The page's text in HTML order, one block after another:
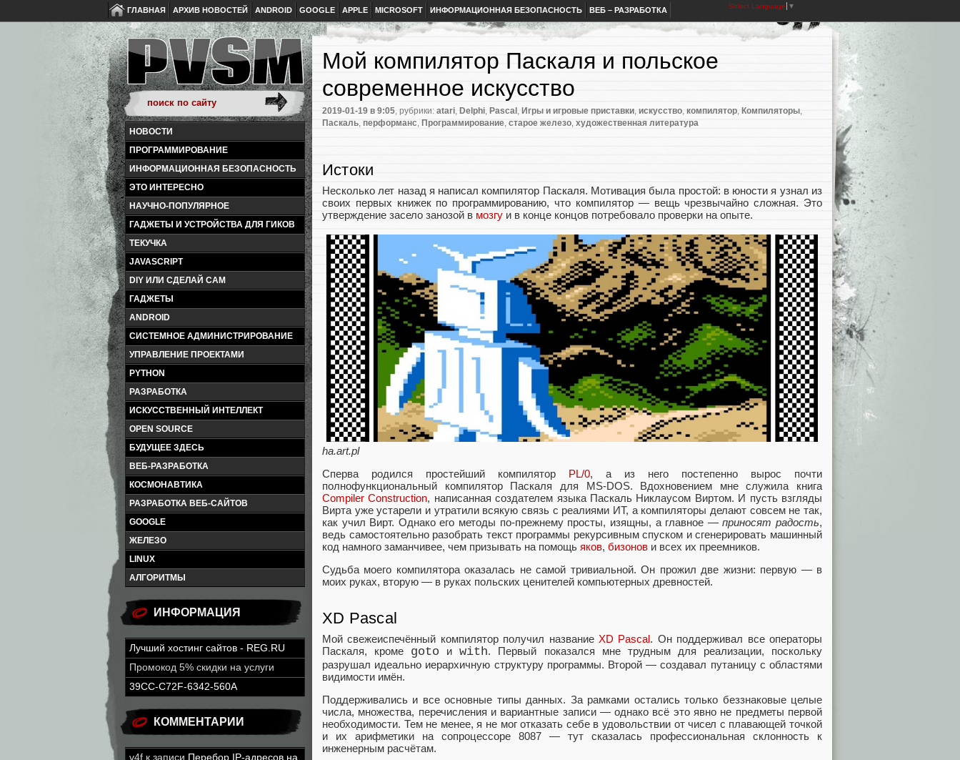
ГЛАВНАЯ АРХИВ НОВОСТЕЙ ANDROID GOOGLE APPLE MICROSOFT ИНФОРМАЦИОННАЯ БЕЗОПАСНОСТЬ ВЕБ – РАЗРАБОТКА Select Language ▼
НОВОСТИ
ПРОГРАММИРОВАНИЕ
ИНФОРМАЦИОННАЯ БЕЗОПАСНОСТЬ
ЭТО ИНТЕРЕСНО
НАУЧНО-ПОПУЛЯРНОЕ
ГАДЖЕТЫ И УСТРОЙСТВА ДЛЯ ГИКОВ
ТЕКУЧКА
JAVASCRIPT
DIY ИЛИ СДЕЛАЙ САМ
ГАДЖЕТЫ
ANDROID
СИСТЕМНОЕ АДМИНИСТРИРОВАНИЕ
УПРАВЛЕНИЕ ПРОЕКТАМИ
PYTHON
РАЗРАБОТКА
ИСКУССТВЕННЫЙ ИНТЕЛЛЕКТ
OPEN SOURCE
БУДУЩЕЕ ЗДЕСЬ
ВЕБ-РАЗРАБОТКА
КОСМОНАВТИКА
РАЗРАБОТКА ВЕБ-САЙТОВ
GOOGLE
ЖЕЛЕЗО
LINUX
АЛГОРИТМЫ
ИНФОРМАЦИЯ
Лучший хостинг сайтов - REG.RU
Промокод 5% скидки на услуги
39CC-C72F-6342-560A
КОММЕНТАРИИ
v4f к записи Перебор IP-адресов на
Мой компилятор Паскаля и польское
современное искусство
2019-01-19 в 9:05, рубрики: atari, Delphi, Pascal , Игры и игровые приставки, искусство, компилятор, Компиляторы,
Паскаль, перформанс, Программирование, старое железо, художественная литература
Истоки
Несколько лет назад я написал компилятор Паскаля. Мотивация была простой: в юности я узнал из
своих первых книжек по программированию, что компилятор — вещь чрезвычайно сложная. Это
утверждение засело занозой в мозгу и в конце концов потребовало проверки на опыте.
ha.art.pl
Сперва родился простейший компилятор PL/0, а из него постепенно вырос почти
полнофункциональный компилятор Паскаля для MS-DOS. Вдохновением мне служила книга
Compiler Construction, написанная создателем языка Паскаль Никлаусом Виртом. И пусть взгляды
Вирта уже устарели и утратили всякую связь с реалиями ИТ, а компиляторы делают совсем не так,
как учил Вирт. Однако его методы по-прежнему просты, изящны, а главное —приносят радость,
ведь самостоятельно разобрать текст программы рекурсивным спуском и сгенерировать машинный
код намного заманчивее, чем призывать на помощь яков, бизонов и всех их преемников.
Судьба моего компилятора оказалась не самой тривиальной. Он прожил две жизни: первую — в
моих руках, вторую — в руках польских ценителей компьютерных древностей.
XD Pascal
Мой свежеиспечённый компилятор получил название XD Pascal. Он поддерживал все операторы
Паскаля, кроме goto иwith. Первый показался мне трудным для реализации, поскольку
разрушал идеально иерархичную структуру программы. Второй — создавал путаницу с областями
видимости имён.
Поддерживались и все основные типы данных. За рамками остались только беззнаковые целые
числа, множества, перечисления и вариантные записи — однако всё это явно не предметы первой
необходимости. Тем не менее, я не мог отказать себе в удовольствии от чисел с плавающей точкой
и их арифметики на сопроцессоре 8087 — тут сказалась профессиональная склонность к
инженерным расчётам.